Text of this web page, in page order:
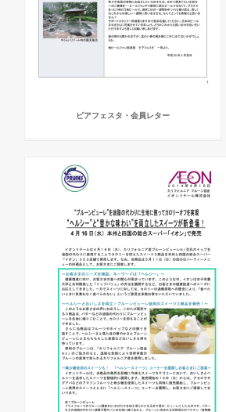
ビアフェスタ・会員レター